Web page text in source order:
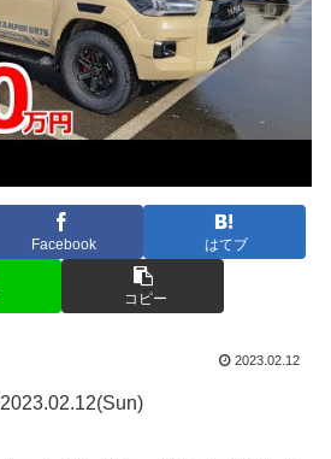
Facebook はてブ
コピー
2023.02.12
2023.02.12(Sun)